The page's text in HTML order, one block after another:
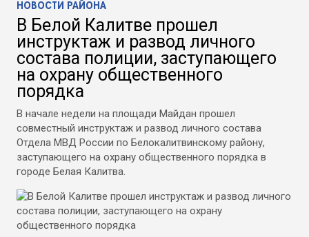
НОВОСТИ РАЙОНА
В Белой Калитве прошел
инструктаж и развод личного
состава полиции, заступающего
на охрану общественного
порядка
В начале недели на площади Майдан прошел
совместный инструктаж и развод личного состава
Отдела МВД России по Белокалитвинскому району,
заступающего на охрану общественного порядка в
городе Белая Калитва.